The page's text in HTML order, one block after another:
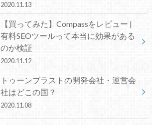
2020.11.13
【買ってみた】Compassをレビュー |
有料SEOツールって本当に効果がある
のか検証
2020.11.12
トゥーンブラストの開発会社・運営会
社はどこの国？
2020.11.08